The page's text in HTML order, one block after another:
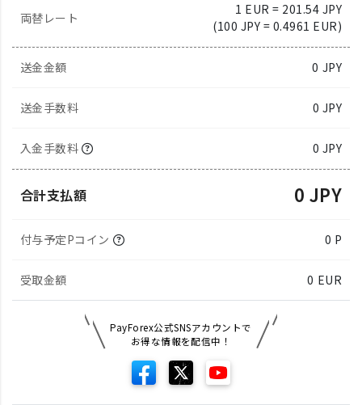
両替レート
1 EUR = 201.54 JPY
(100 JPY = 0.4961 EUR)
送金金額 0 JPY
送金手数料 0 JPY
入金手数料 0 JPY
合計支払額 0 JPY
付与予定Pコイン 0 P
受取金額 0 EUR
PayForex公式SNSアカウントで
お得な情報を配信中！